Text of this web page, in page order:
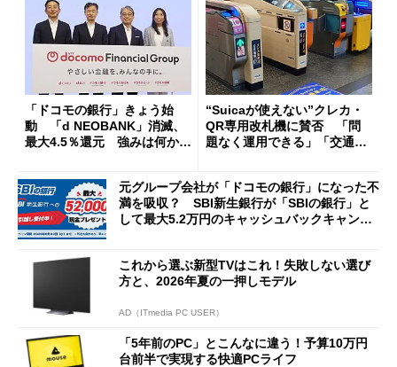
「ドコモの銀行」きょう始
動 「d NEOBANK」消滅、
最大4.5％還元 強みは何か解
“Suicaが使えない”クレカ・
QR専用改札機に賛否 「問
題なく運用できる」「交通系I
元グループ会社が「ドコモの銀行」になった不
満を吸収？ SBI新生銀行が「SBIの銀行」と
して最大5.2万円のキャッシュバックキャンペ
これから選ぶ新型TVはこれ！失敗しない選び
方と、2026年夏の一押しモデル
AD（ITmedia PC USER）
「5年前のPC」とこんなに違う！予算10万円
台前半で実現する快適PCライフ